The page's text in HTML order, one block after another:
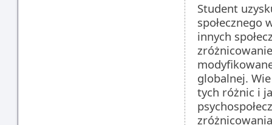
Student
społecznego
innych
globalnej.
tych różnic i